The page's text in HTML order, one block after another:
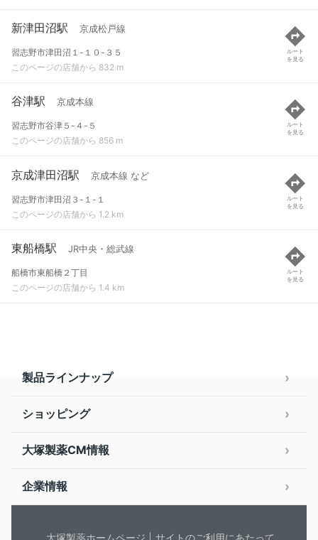
新津田沼駅 京成松戸線
習志野市津田沼１-１０-３５
このページの店舗から 832 m
ルート
を見る
谷津駅 京成本線
習志野市谷津５-４-５
このページの店舗から 856 m
ルート
を見る
京成津田沼駅 京成本線 など
習志野市津田沼３-１-１
このページの店舗から 1.2 km
ルート
を見る
東船橋駅 JR中央・総武線
船橋市東船橋２丁目
このページの店舗から 1.4 km
ルート
を見る
製品ラインナップ
ショッピング
大塚製薬CM情報
企業情報